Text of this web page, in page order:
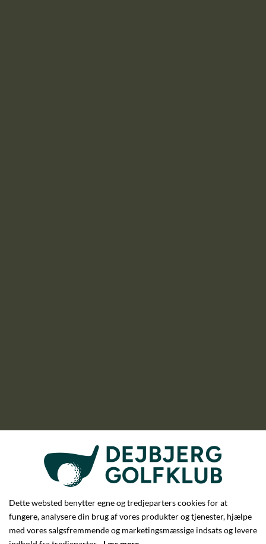
Dette websted benytter egne og tredjeparters cookies for at
fungere, analysere din brug af vores produkter og tjenester, hjælpe
med vores salgsfremmende og marketingsmæssige indsats og levere